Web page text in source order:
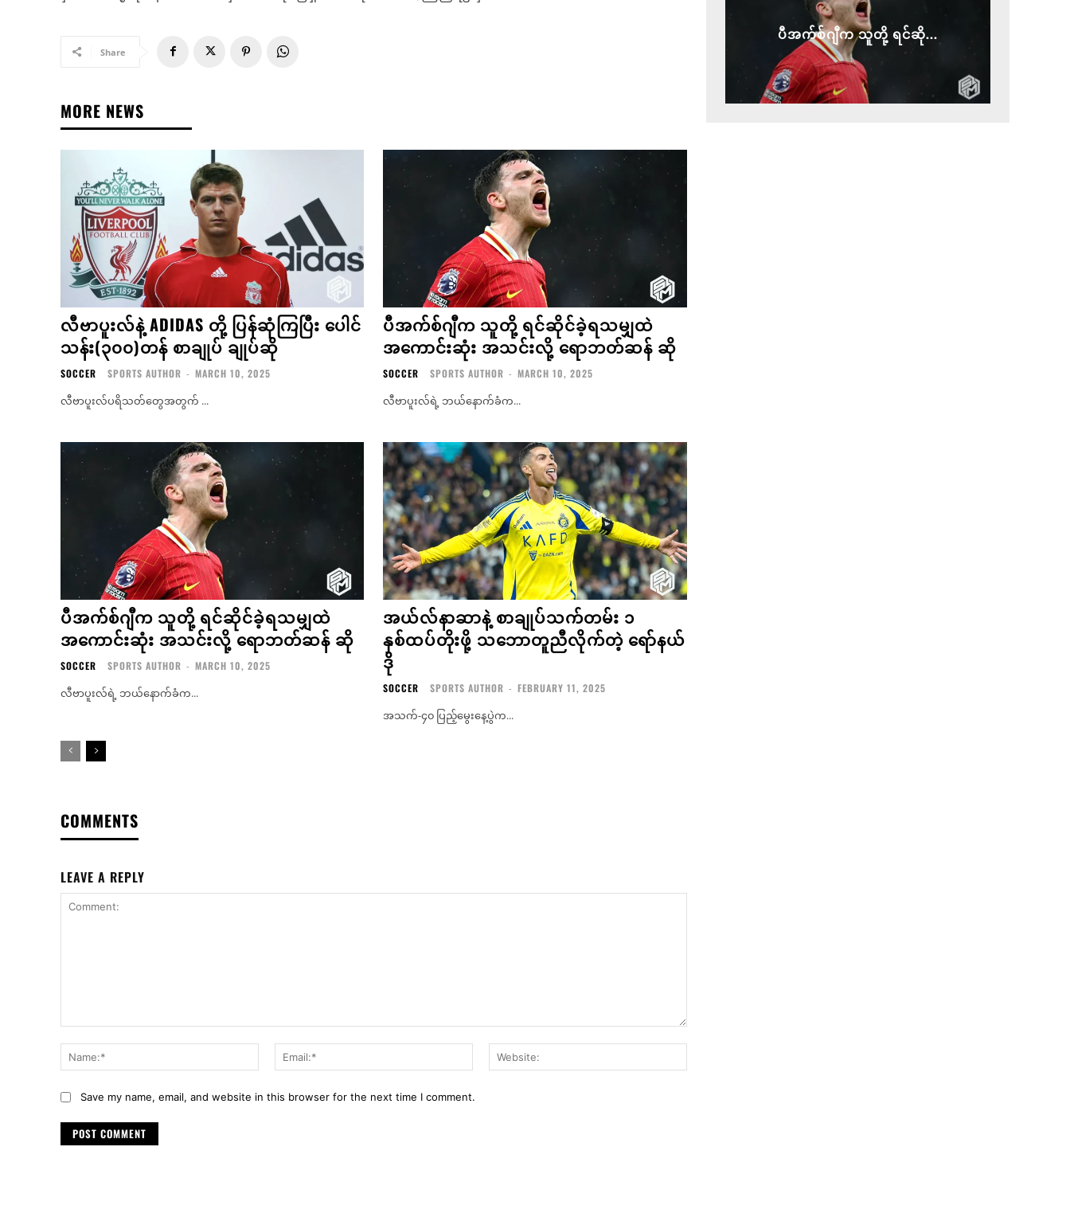
Share
MORE NEWS
လီဗာပူးလ်နဲ့ ADIDAS တို့ ပြန်ဆုံကြပြီး ပေါင်
သန်း(၃၀၀)တန် စာချုပ် ချုပ်ဆို
SOCCER SPORTS AUTHOR - MARCH 10, 2025
လီဗာပူးလ်ပရိသတ်တွေအတွက် ...
ပီအက်စ်ဂျီက သူတို့ ရင်ဆိုင်ခဲ့ရသမျှထဲ
အကောင်းဆုံး အသင်းလို့ ရောဘတ်ဆန် ဆို
SOCCER SPORTS AUTHOR - MARCH 10, 2025
လီဗာပူးလ်ရဲ့ ဘယ်နောက်ခံက...
ပီအက်စ်ဂျီက သူတို့ ရင်ဆိုင်ခဲ့ရသမျှထဲ
အကောင်းဆုံး အသင်းလို့ ရောဘတ်ဆန် ဆို
SOCCER SPORTS AUTHOR - MARCH 10, 2025
လီဗာပူးလ်ရဲ့ ဘယ်နောက်ခံက...
အယ်လ်နာဆာနဲ့ စာချုပ်သက်တမ်း ၁
နှစ်ထပ်တိုးဖို့ သဘောတူညီလိုက်တဲ့ ရော်နယ်
ဒို
SOCCER SPORTS AUTHOR - FEBRUARY 11, 2025
အသက်-၄၀ ပြည့်မွေးနေ့ပွဲက...
COMMENTS
LEAVE A REPLY
Name:*
Email:*
Save my name, email, and website in this browser for the next time I comment.
ပီအက်စ်ဂျီက သူတို့ ရင်ဆို...